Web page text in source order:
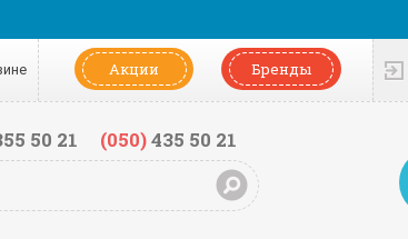
Акции Бренды
50 21 (050)435 50 21